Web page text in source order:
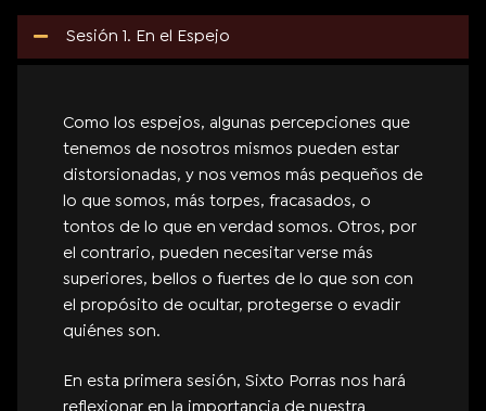
Sesión 1. En el Espejo
Como los espejos, algunas percepciones que
tenemos de nosotros mismos pueden estar
distorsionadas, y nos vemos más pequeños de
lo que somos, más torpes, fracasados, o
tontos de lo que en verdad somos. Otros, por
el contrario, pueden necesitar verse más
superiores, bellos o fuertes de lo que son con
el propósito de ocultar, protegerse o evadir
quiénes son.
En esta primera sesión, Sixto Porras nos hará
reflexionar en la importancia de nuestra